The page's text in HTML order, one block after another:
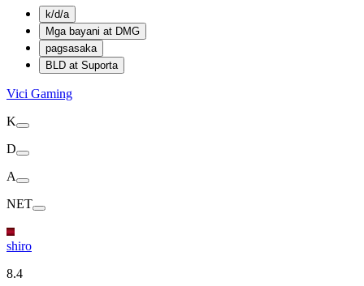
k/d/a
Mga bayani at DMG
pagsasaka
BLD at Suporta
Vici Gaming
K
D
A
NET
shiro
8.4